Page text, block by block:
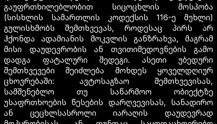
გაუფრთხილებლობით სიცოცხლის მოსპობა
(სისხლის სამართლის კოდექსის 116-ე მუხლი)
გულისხმობს შემთხვევას, როდესაც პირს არ
ჰქონდა ადამიანის მოკვლის განზრახვა, მაგრამ
მისი დაუდევრობის ან თვითიმედოვნების გამო
დადგა ფატალური შედეგი. ასეთი უბედური
შემთხვევები შეიძლება მოხდეს ყოველდღიურ
ცხოვრებაში: ავტოსაგზაო შემთხვევისას,
სამშენებლო თუ საწარმოო ობიექტზე
უსაფრთხოების წესების დარღვევისას, სანადირო
ან ცეცხლსასროლი იარაღის დაუდევრად